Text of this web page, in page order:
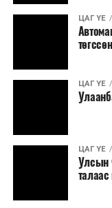
үргэлжилнэ гэж
Мөн бүх шатны
салбар бүрдээ
нөхөн томилгоо
хамт олны
байгуулахгүй
сургалтыг цахим
хаагчдыг зарим
хэмжээг
Төсвийн сахилга
ЦАГ ҮЕ
ЦАГ ҮЕ
ЦАГ ҮЕ
Улсын